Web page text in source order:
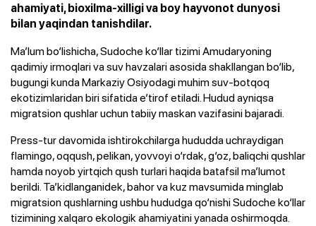
ahamiyati, bioxilma-xilligi va boy hayvonot dunyosi
bilan yaqindan tanishdilar.
Ma’lum bo‘lishicha, Sudoche ko‘llar tizimi Amudaryoning
qadimiy irmoqlari va suv havzalari asosida shakllangan bo‘lib,
bugungi kunda Markaziy Osiyodagi muhim suv-botqoq
ekotizimlaridan biri sifatida e’tirof etiladi. Hudud ayniqsa
migratsion qushlar uchun tabiiy maskan vazifasini bajaradi.
Press-tur davomida ishtirokchilarga hududda uchraydigan
flamingo, oqqush, pelikan, yovvoyi o‘rdak, g‘oz, baliqchi qushlar
hamda noyob yirtqich qush turlari haqida batafsil ma’lumot
berildi. Ta’kidlanganidek, bahor va kuz mavsumida minglab
migratsion qushlarning ushbu hududga qo‘nishi Sudoche ko‘llar
tizimining xalqaro ekologik ahamiyatini yanada oshirmoqda.